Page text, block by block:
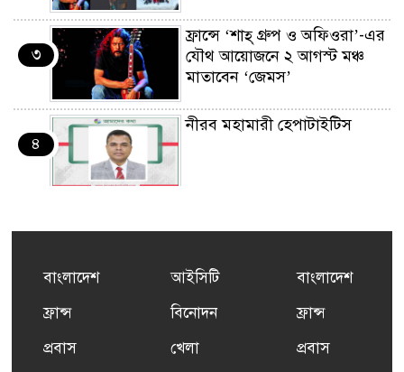
৩
ফ্রান্সে ‘শাহ্ গ্রুপ ও অফিওরা’-এর
যৌথ আয়োজনে ২ আগস্ট মঞ্চ
মাতাবেন ‘জেমস’
৪
নীরব মহামারী হেপাটাইটিস
৫
এর সম্পূর্ণ বিনামূল্যের সুশি
ফ্রান্সসহ ইউরোপীয় দেশসমূহে
দাবদাহ: কারণ, প্রভাব ও করণীয়
বাংলাদেশ
ফ্রান্স
প্রবাস
আইসিটি
বিনোদন
খেলা
বাংলাদেশ
ফ্রান্স
প্রবাস